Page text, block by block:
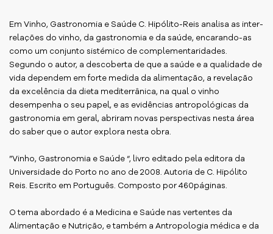
Em Vinho, Gastronomia e Saúde C. Hipólito-Reis analisa as inter-
relações do vinho, da gastronomia e da saúde, encarando-as
como um conjunto sistémico de complementaridades.
Segundo o autor, a descoberta de que a saúde e a qualidade de
vida dependem em forte medida da alimentação, a revelação
da excelência da dieta mediterrânica, na qual o vinho
desempenha o seu papel, e as evidências antropológicas da
gastronomia em geral, abriram novas perspectivas nesta área
do saber que o autor explora nesta obra.
”Vinho, Gastronomia e Saúde “, livro editado pela editora da
Universidade do Porto no ano de 2008. Autoria de C. Hipólito
Reis. Escrito em Português. Composto por 460páginas.
O tema abordado é a Medicina e Saúde nas vertentes da
Alimentação e Nutrição, e também a Antropologia médica e da